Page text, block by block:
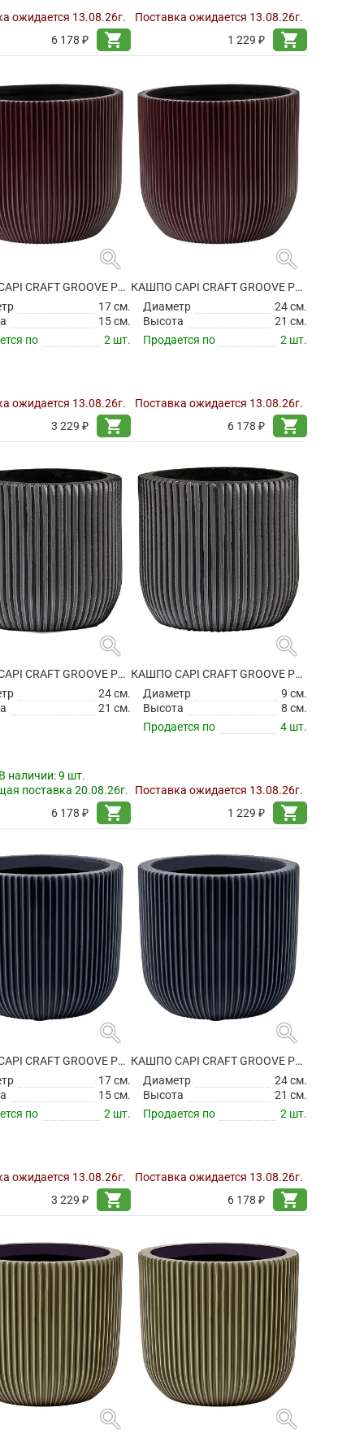
ожидается 13.08.26г.
6 178 ₽
shopping_cart
Поставка ожидается 13.08.26г.
1 229 ₽
shopping_cart
search
КАШПО CAPI CRAFT GROOVE PLANTER BALL BLACK RED
17 см.
15 см.
по
2 шт.
ожидается 13.08.26г.
3 229 ₽
shopping_cart
search
КАШПО CAPI CRAFT GROOVE PLANTER BALL BLACK RED
Диаметр
24 см.
Высота
21 см.
Продается по
2 шт.
Поставка ожидается 13.08.26г.
6 178 ₽
shopping_cart
search
КАШПО CAPI CRAFT GROOVE PLANTER BALL BLACK
24 см.
21 см.
наличии:9 шт.
поставка 20.08.26г.
6 178 ₽
shopping_cart
search
КАШПО CAPI CRAFT GROOVE PLANTER BALL BLACK
Диаметр
9 см.
Высота
8 см.
Продается по
4 шт.
Поставка ожидается 13.08.26г.
1 229 ₽
shopping_cart
search
КАШПО CAPI CRAFT GROOVE PLANTER BALL GRAPHITE GREY
17 см.
15 см.
по
2 шт.
ожидается 13.08.26г.
3 229 ₽
shopping_cart
search
КАШПО CAPI CRAFT GROOVE PLANTER BALL GRAPHITE GREY
Диаметр
24 см.
Высота
21 см.
Продается по
2 шт.
Поставка ожидается 13.08.26г.
6 178 ₽
shopping_cart
search search